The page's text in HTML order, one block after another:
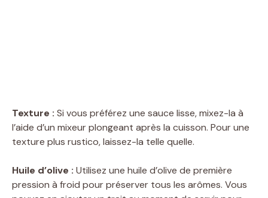
Texture : Si vous préférez une sauce lisse, mixez-la à
l’aide d’un mixeur plongeant après la cuisson. Pour une
texture plus rustico, laissez-la telle quelle.
Huile d’olive : Utilisez une huile d’olive de première
pression à froid pour préserver tous les arômes. Vous